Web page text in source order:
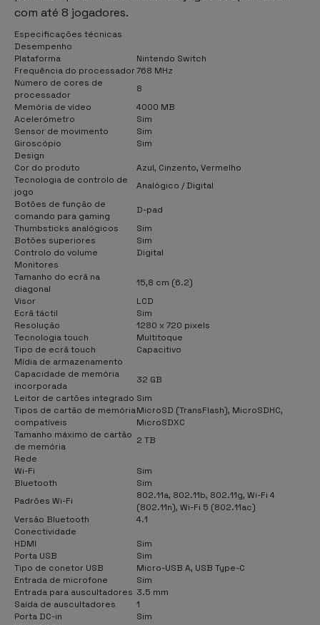
com até 8 jogadores.
Especificações técnicas
Desempenho
Plataforma
Nintendo Switch
Frequência do processador768 MHz
Número de cores de
processador
8
Memória de vídeo
4000 MB
Acelerómetro
Sim
Sensor de movimento
Sim
Giroscópio
Sim
Design
Cor do produto
Azul, Cinzento, Vermelho
Tecnologia de controlo de
jogo
Analógico / Digital
Botões de função de
comando para gaming
D-pad
Thumbsticks analógicos
Sim
Botões superiores
Sim
Controlo do volume
Digital
Monitores
Tamanho do ecrã na
diagonal
15,8 cm (6.2)
Visor
LCD
Ecrã táctil
Sim
Resolução
1280 x 720 pixels
Tecnologia touch
Multitoque
Tipo de ecrã touch
Capacitivo
Mídia de armazenamento
Capacidade de memória
incorporada
32 GB
Leitor de cartões integrado Sim
Tipos de cartão de memória
compatíveis
MicroSD (TransFlash), MicroSDHC,
MicroSDXC
Tamanho máximo de cartão
de memória
2 TB
Rede
Wi-Fi
Sim
Bluetooth
Sim
Padrões Wi-Fi
802.11a, 802.11b, 802.11g, Wi-Fi 4
(802.11n), Wi-Fi 5 (802.11ac)
Versão Bluetooth
4.1
Conectividade
HDMI
Sim
Porta USB
Sim
Tipo de conetor USB
Micro-USB A, USB Type-C
Entrada de microfone
Sim
Entrada para auscultadores 3.5 mm
Saída de auscultadores
1
Porta DC-in
Sim